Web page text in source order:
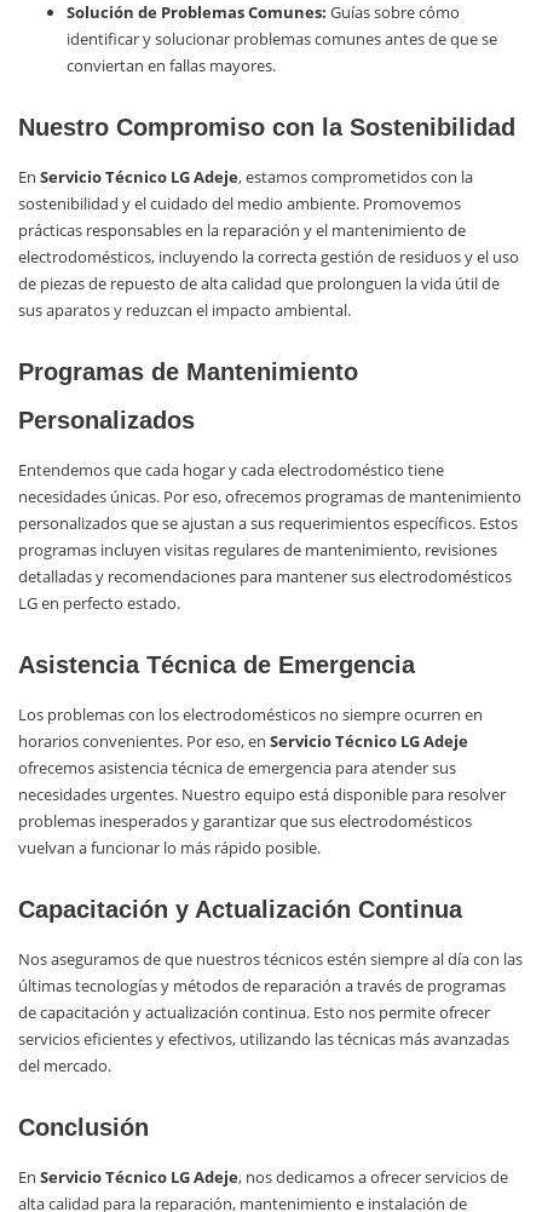
Solución de Problemas Comunes: Guías sobre cómo
identificar y solucionar problemas comunes antes de que se
conviertan en fallas mayores.
Nuestro Compromiso con la Sostenibilidad
En Servicio Técnico LG Adeje, estamos comprometidos con la
sostenibilidad y el cuidado del medio ambiente. Promovemos
prácticas responsables en la reparación y el mantenimiento de
electrodomésticos, incluyendo la correcta gestión de residuos y el uso
de piezas de repuesto de alta calidad que prolonguen la vida útil de
sus aparatos y reduzcan el impacto ambiental.
Programas de Mantenimiento
Personalizados
Entendemos que cada hogar y cada electrodoméstico tiene
necesidades únicas. Por eso, ofrecemos programas de mantenimiento
personalizados que se ajustan a sus requerimientos específicos. Estos
programas incluyen visitas regulares de mantenimiento, revisiones
detalladas y recomendaciones para mantener sus electrodomésticos
LG en perfecto estado.
Asistencia Técnica de Emergencia
Los problemas con los electrodomésticos no siempre ocurren en
horarios convenientes. Por eso, en Servicio Técnico LG Adeje
ofrecemos asistencia técnica de emergencia para atender sus
necesidades urgentes. Nuestro equipo está disponible para resolver
problemas inesperados y garantizar que sus electrodomésticos
vuelvan a funcionar lo más rápido posible.
Capacitación y Actualización Continua
Nos aseguramos de que nuestros técnicos estén siempre al día con las
últimas tecnologías y métodos de reparación a través de programas
de capacitación y actualización continua. Esto nos permite ofrecer
servicios eficientes y efectivos, utilizando las técnicas más avanzadas
del mercado.
Conclusión
En Servicio Técnico LG Adeje, nos dedicamos a ofrecer servicios de
alta calidad para la reparación, mantenimiento e instalación de